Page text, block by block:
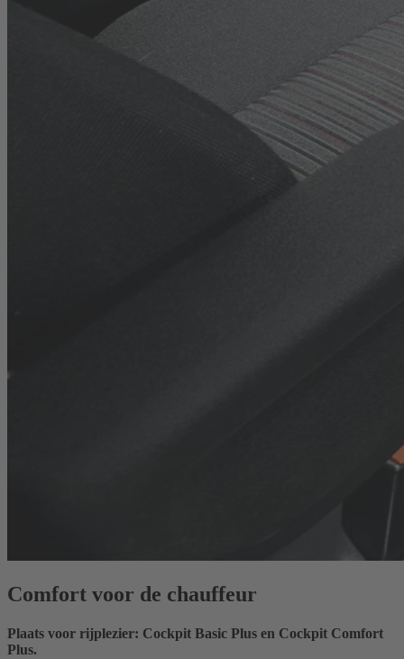
Comfort voor de chauffeur
Plaats voor rijplezier: Cockpit Basic Plus en Cockpit Comfort
Plus.